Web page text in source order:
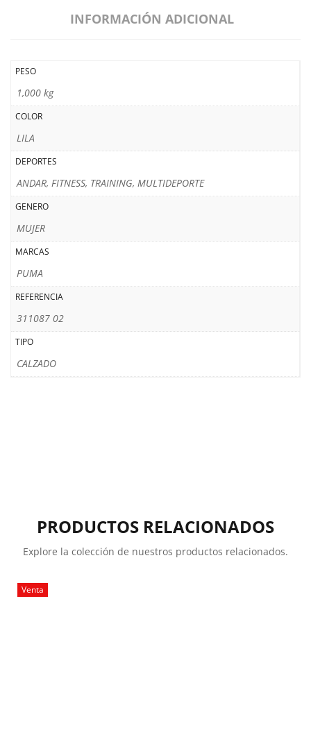
INFORMACIÓN ADICIONAL
PESO
1,000 kg
COLOR
LILA
DEPORTES
ANDAR, FITNESS, TRAINING, MULTIDEPORTE
GENERO
MUJER
MARCAS
PUMA
REFERENCIA
311087 02
TIPO
CALZADO
PRODUCTOS RELACIONADOS
Explore la colección de nuestros productos relacionados.
Venta